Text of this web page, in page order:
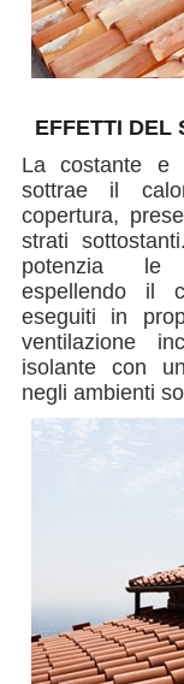
EFFETTI DEL
La costante e
sottrae il
copertura,
strati
potenzia le
espellendo il
eseguiti in
ventilazione
isolante con
negli ambienti